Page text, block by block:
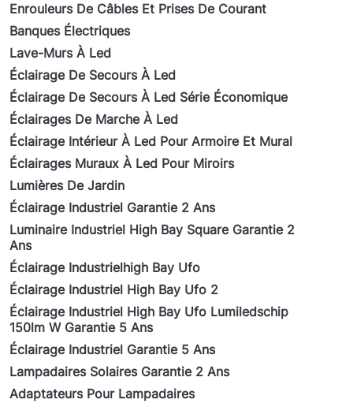
Enrouleurs De Câbles Et Prises De Courant
Banques Électriques
Lave-Murs À Led
Éclairage De Secours À Led
Éclairage De Secours À Led Série Économique
Éclairages De Marche À Led
Éclairage Intérieur À Led Pour Armoire Et Mural
Éclairages Muraux À Led Pour Miroirs
Lumières De Jardin
Éclairage Industriel Garantie 2 Ans
Luminaire Industriel High Bay Square Garantie 2
Ans
Éclairage Industrielhigh Bay Ufo
Éclairage Industriel High Bay Ufo 2
Éclairage Industriel High Bay Ufo Lumiledschip
150lm W Garantie 5 Ans
Éclairage Industriel Garantie 5 Ans
Lampadaires Solaires Garantie 2 Ans
Adaptateurs Pour Lampadaires